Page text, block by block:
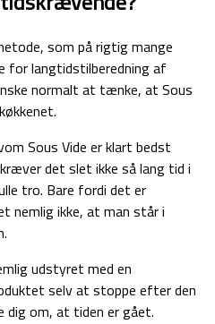
som på rigtig mange
for langtidstilberedning af
normalt at tænke, at Sous
Sous Vide er klart bedst
det slet ikke så lang tid i
tro. Bare fordi det er
nemlig ikke, at man står i
udstyret med en
selv at stoppe efter den
dig om, at tiden er gået.